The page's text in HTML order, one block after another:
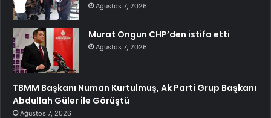
Ağustos 7, 2026
Murat Ongun CHP’den istifa etti
Ağustos 7, 2026
TBMM Başkanı Numan Kurtulmuş, Ak Parti Grup Başkanı
Abdullah Güler ile Görüştü
Ağustos 7, 2026